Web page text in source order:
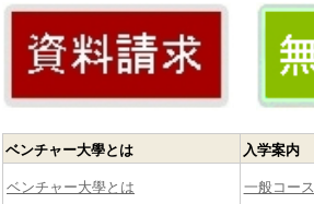
ベンチャー大學とは
ベンチャー大學とは
入学案内
一般コース